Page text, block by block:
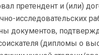
претендент и (или)
исследовательских
документов,
(дипломы о